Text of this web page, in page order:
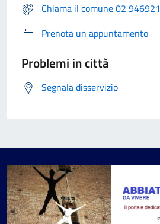
Chiama il comune 02 946921
Prenota un appuntamento
Problemi in città
Segnala disservizio